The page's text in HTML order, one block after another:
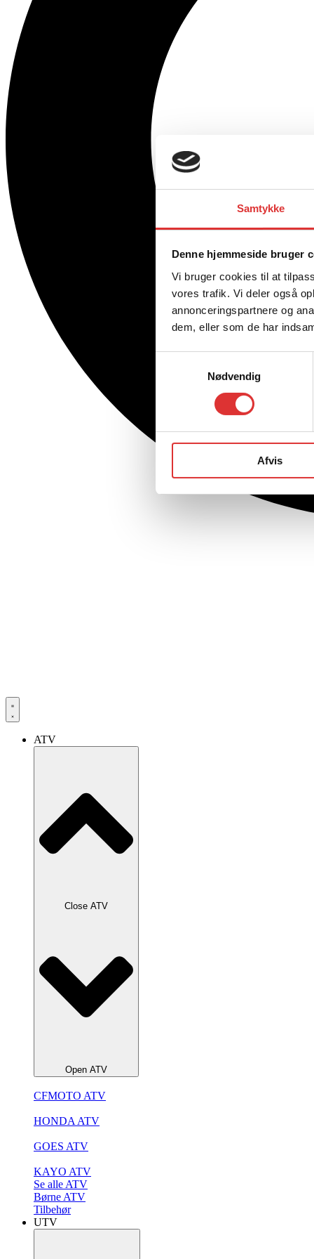
Samtykke
Denne hjemmeside bruger
Vi bruger cookies til at
vores trafik. Vi deler også
annonceringspartnere og
dem, eller som de har
Nødvendig
Afvis
ATV
Close ATV
Open ATV
CFMOTO ATV
HONDA ATV
GOES ATV
KAYO ATV
Se alle ATV
Børne ATV
Tilbehør
UTV